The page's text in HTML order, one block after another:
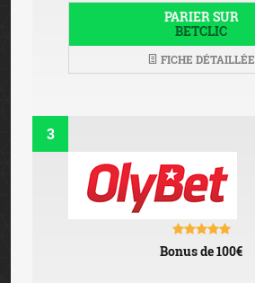
PARIER SUR
BETCLIC
FICHE DÉTAILLÉE
3
Bonus de 100€